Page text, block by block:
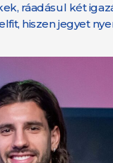
ráadásul két
hiszen jegyet